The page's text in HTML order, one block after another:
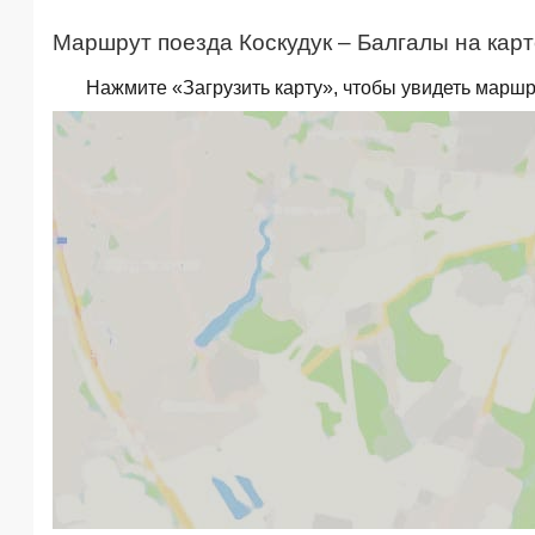
Маршрут поезда Коскудук – Балгалы на
Нажмите «Загрузить карту», чтобы увидеть